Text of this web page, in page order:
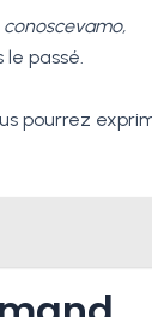
passé.
pourrez